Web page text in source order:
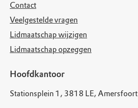
Contact
Veelgestelde vragen
Lidmaatschap wijzigen
Lidmaatschap opzeggen
Hoofdkantoor
Stationsplein 1, 3818 LE, Amersfoort